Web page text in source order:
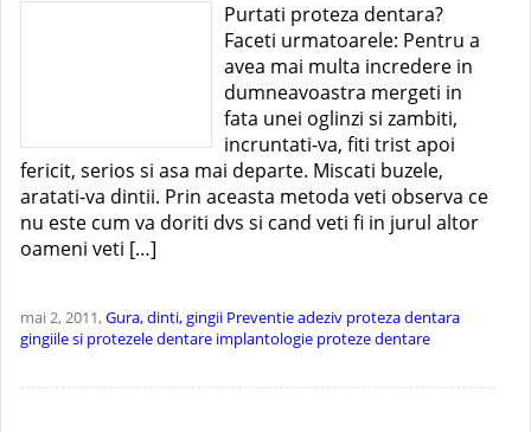
Purtati proteza dentara?
Faceti urmatoarele: Pentru a
avea mai multa incredere in
dumneavoastra mergeti in
fata unei oglinzi si zambiti,
incruntati-va, fiti trist apoi
fericit, serios si asa mai departe. Miscati buzele,
aratati-va dintii. Prin aceasta metoda veti observa ce
nu este cum va doriti dvs si cand veti fi in jurul altor
oameni veti […]
mai 2, 2011,Gura, dinti, gingii Preventieadeziv proteza dentara
gingiile si protezele dentare implantologie proteze dentare